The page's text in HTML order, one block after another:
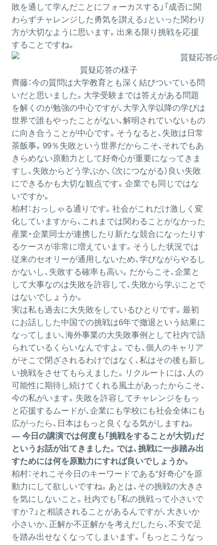
敗を通して学んだことにフォーカスする」「成否に関
わらずチャレンジした勇気を讃える」といった関わり
方が大切なように思います。出来る限り挑戦を応援
することですね。
質疑応答の様子
齊藤：今の質問は大学教育とも深く結びついている問
いだと思いました。大学受験までは答えがある問題
を解くのが勉強の中心ですが、大学入学以降の学びは
世界で誰もやったことがない、解明されていないもの
に向き合うことが中心です。そうなると、失敗は日常
茶飯事。99％失敗という世界だからこそ、それでもあ
きらめない原動力として好奇心が重要になってきま
すし、失敗からどう学ぶか、（次につながる）良い失敗
にできるかも大切な観点です。企業でも同じではな
いですか。
柏村： おっしゃる通りです。社会がこれだけ激しく変
化していますから、これまでは関わることがなかった
産業・企業同士が連携したり新たな競合になったりす
るケースが非常に増えています。そうした状況では
従来のセオリーが通用しないため、学びながらやるし
かないし、失敗する確率も高い。だからこそ、企業と
して大事なのは失敗を許容して、失敗から学ぶことで
はないでしょうか。
実は私も過去に大失敗をしているひとりです。最初
にお話しした中国での挑戦は6年で撤退という結果に
なってしまい、海外事業の大失敗事例として社内で語
られているくらいなんですよ。でも、個人のキャリア
がそこで閉ざされるわけではなく、私はその後も新し
い挑戦をさせてもらえました。リクルートには、人の
可能性に期待し続けてくれる風土があったからこそ、
今の私がいます。失敗を許容してチャレンジをもっ
と応援するムードが、企業にも学校にも社会全体にも
広がったら、日本はもっと良くなる気がしますね。
― 今日の講演では何度も「挑戦をすることが大切」だ
というお話が出てきました。では、挑戦に一歩踏み出
すためには何を原動力にすれば良いでしょうか。
柏村： それこそ今日のキーワードである“好奇心”を原
動力にして欲しいですね。あとは、その挑戦の大きさ
を気にしないこと。社内でも「私の挑戦って小さいで
すか？」と相談されることがあるんですが、大きいか
小さいか、正解か不正解かを考えだしたら、不安で足
を踏み出せなくなってしまいます。「もっとこうなっ